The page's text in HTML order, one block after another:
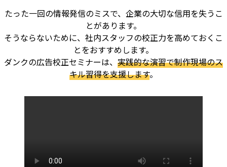
たった一回の情報発信のミスで、企業の大切な信用を失うこ
とがあります。
そうならないために、社内スタッフの校正力を高めておくこ
とをおすすめします。
ダンクの広告校正セミナーは、 実践的な演習で制作現場のス
キル習得を支援します。